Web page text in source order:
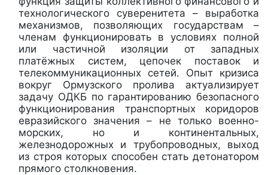
технологического суверенитета – выработка
механизмов, позволяющих государствам –
членам функционировать в условиях полной
или частичной изоляции от западных
платёжных систем, цепочек поставок и
телекоммуникационных сетей. Опыт кризиса
вокруг Ормузского пролива актуализирует
задачу ОДКБ по гарантированию безопасного
функционирования транспортных коридоров
евразийского значения – не только военно-
морских, но и континентальных,
железнодорожных и трубопроводных, выход
из строя которых способен стать детонатором
прямого столкновения.